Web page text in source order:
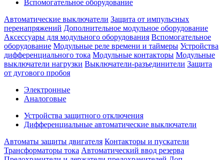
Вспомогательное оборудование
Автоматические выключатели Защита от импульсных
перенапряжений Дополнительное модульное оборудование
Аксессуары для модульного оборудования Вспомогательное
оборудование Модульные реле времени и таймеры Устройства
дифференциального тока Модульные контакторы Модульные
выключатели нагрузки Выключатели-разъединители Защита
от дугового пробоя
Электронные
Аналоговые
Устройства защитного отключения
Дифференциальные автоматические выключатели
Автоматы защиты двигателя Контакторы и пускатели
Трансформаторы тока Автоматический ввод резерва